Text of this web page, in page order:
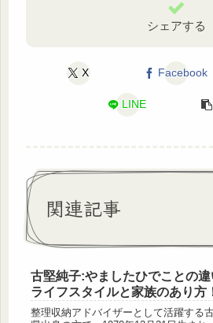
シェアする
X Facebook
LINE
関連記事
古堅純子:やましたひでことの
ライフスタイルと家族のあり方
整理収納アドバイザーとして活躍する